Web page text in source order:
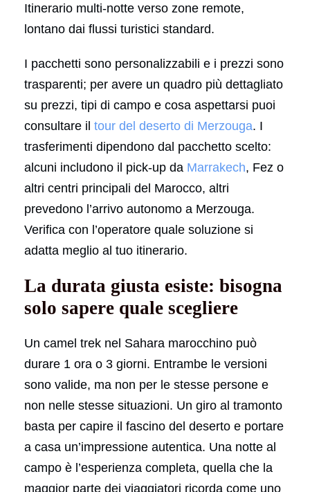
Itinerario multi-notte verso zone remote,
lontano dai flussi turistici standard.
I pacchetti sono personalizzabili e i prezzi sono
trasparenti; per avere un quadro più dettagliato
su prezzi, tipi di campo e cosa aspettarsi puoi
consultare il tour del deserto di Merzouga. I
trasferimenti dipendono dal pacchetto scelto:
alcuni includono il pick-up da Marrakech, Fez o
altri centri principali del Marocco, altri
prevedono l’arrivo autonomo a Merzouga.
Verifica con l’operatore quale soluzione si
adatta meglio al tuo itinerario.
La durata giusta esiste: bisogna
solo sapere quale scegliere
Un camel trek nel Sahara marocchino può
durare 1 ora o 3 giorni. Entrambe le versioni
sono valide, ma non per le stesse persone e
non nelle stesse situazioni. Un giro al tramonto
basta per capire il fascino del deserto e portare
a casa un’impressione autentica. Una notte al
campo è l’esperienza completa, quella che la
maggior parte dei viaggiatori ricorda come uno